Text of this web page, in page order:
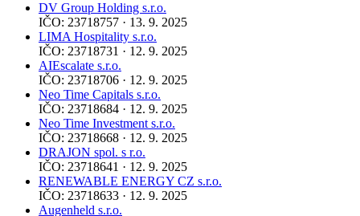
DV Group Holding s.r.o.
IČO: 23718757 · 13. 9. 2025
LIMA Hospitality s.r.o.
IČO: 23718731 · 12. 9. 2025
AIEscalate s.r.o.
IČO: 23718706 · 12. 9. 2025
Neo Time Capitals s.r.o.
IČO: 23718684 · 12. 9. 2025
Neo Time Investment s.r.o.
IČO: 23718668 · 12. 9. 2025
DRAJON spol. s r.o.
IČO: 23718641 · 12. 9. 2025
RENEWABLE ENERGY CZ s.r.o.
IČO: 23718633 · 12. 9. 2025
Augenheld s.r.o.